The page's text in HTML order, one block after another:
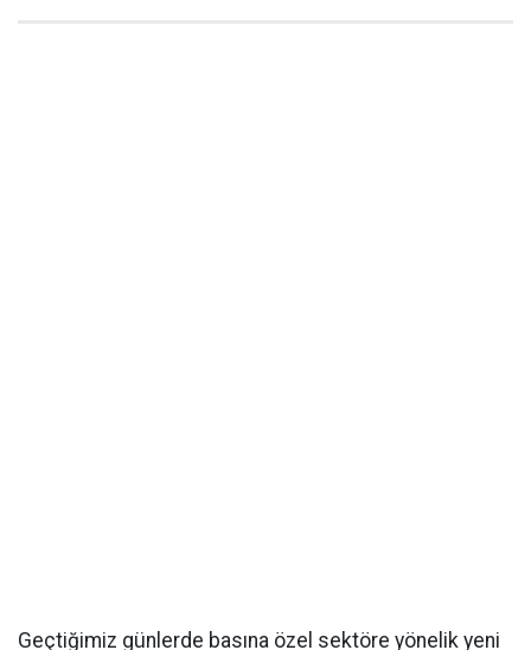
Geçtiğimiz günlerde basına özel sektöre yönelik yeni